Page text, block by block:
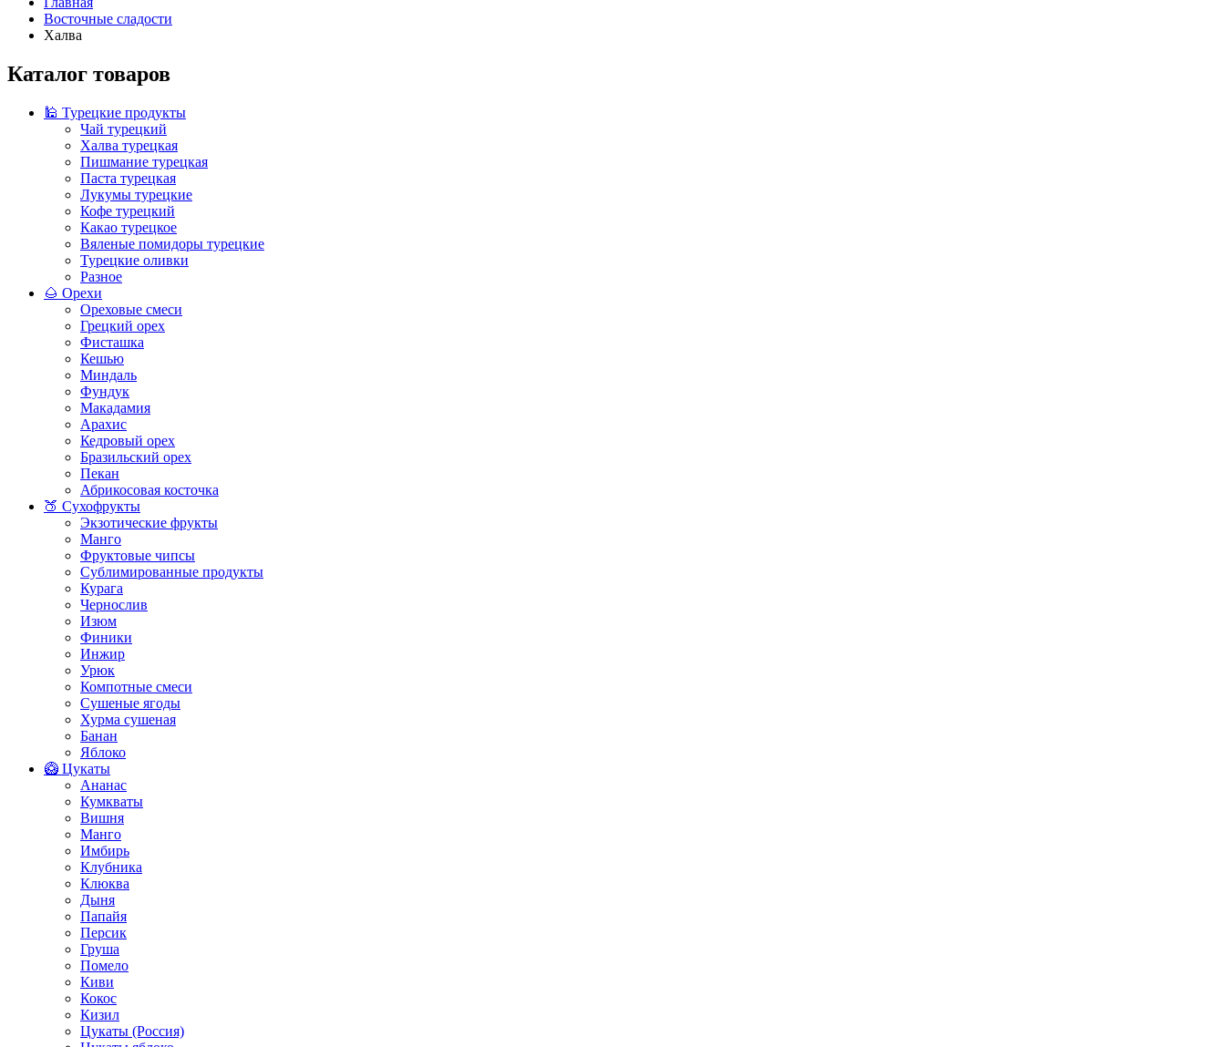
Восточные сладости
Халва
Каталог товаров
🕌 Турецкие продукты
Чай турецкий
Халва турецкая
Пишмание турецкая
Паста турецкая
Лукумы турецкие
Кофе турецкий
Какао турецкое
Вяленые помидоры турецкие
Турецкие оливки
Разное
🌰 Орехи
Ореховые смеси
Грецкий орех
Фисташка
Кешью
Миндаль
Фундук
Макадамия
Арахис
Кедровый орех
Бразильский орех
Пекан
Абрикосовая косточка
🍑 Сухофрукты
Экзотические фрукты
Манго
Фруктовые чипсы
Сублимированные продукты
Курага
Чернослив
Изюм
Финики
Инжир
Урюк
Компотные смеси
Сушеные ягоды
Хурма сушеная
Банан
Яблоко
🥝 Цукаты
Ананас
Кумкваты
Вишня
Манго
Имбирь
Клубника
Клюква
Дыня
Папайя
Персик
Груша
Помело
Киви
Кокос
Кизил
Цукаты (Россия)